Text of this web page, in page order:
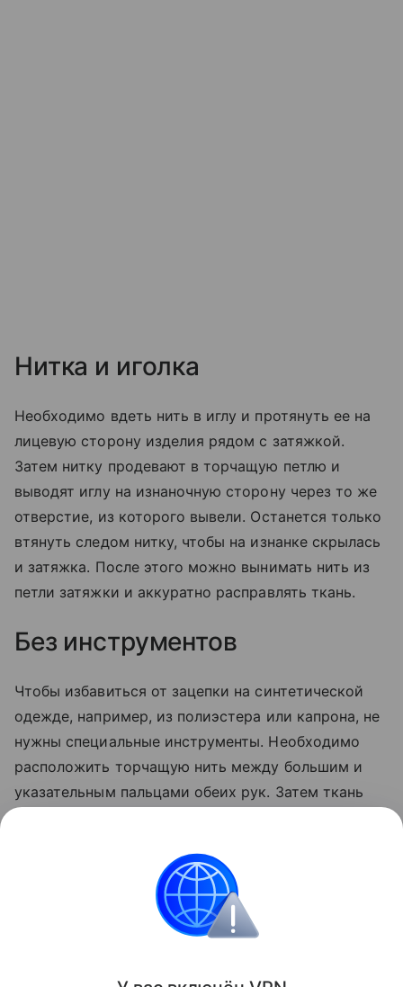
Нитка и иголка
Необходимо вдеть нить в иглу и протянуть ее на
лицевую сторону изделия рядом с затяжкой.
Затем нитку продевают в торчащую петлю и
выводят иглу на изнаночную сторону через то же
отверстие, из которого вывели. Останется только
втянуть следом нитку, чтобы на изнанке скрылась
и затяжка. После этого можно вынимать нить из
петли затяжки и аккуратно расправлять ткань.
Без инструментов
Чтобы избавиться от зацепки на синтетической
одежде, например, из полиэстера или капрона, не
нужны специальные инструменты. Необходимо
расположить торчащую нить между большим и
указательным пальцами обеих рук. Затем ткань
После этого рекомендуется повернуть
градусов и повторить растяжение.